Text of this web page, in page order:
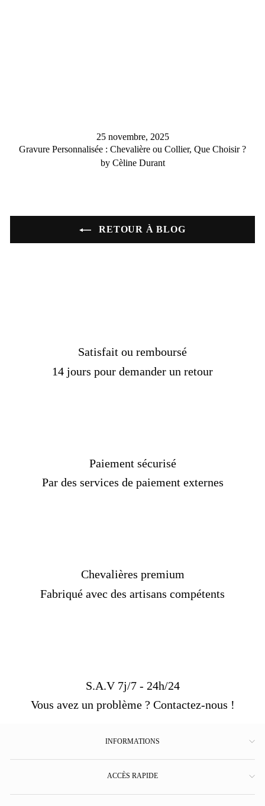
25 novembre, 2025
Gravure Personnalisée : Chevalière ou Collier, Que Choisir ?
by Cèline Durant
RETOUR À BLOG
Satisfait ou remboursé
14 jours pour demander un retour
Paiement sécurisé
Par des services de paiement externes
Chevalières premium
Fabriqué avec des artisans compétents
S.A.V 7j/7 - 24h/24
Vous avez un problème ? Contactez-nous !
INFORMATIONS
ACCÈS RAPIDE